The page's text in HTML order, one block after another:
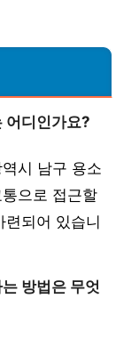
어디인가요?
시 남구 용소
으로 접근할
되어 있습니
방법은 무엇